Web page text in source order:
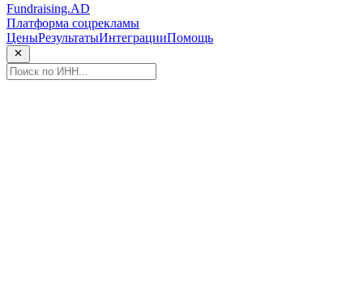
Fundraising.AD
Платформа соцрекламы
ЦеныРезультатыИнтеграцииПомощь